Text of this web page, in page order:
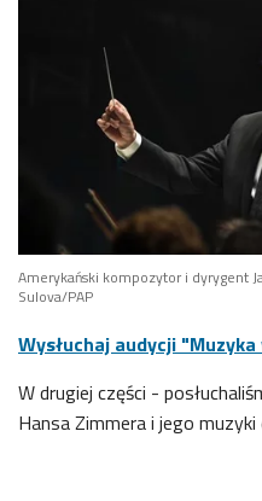
Amerykański kompozytor i dyrygent
Sulova/PAP
Wysłuchaj audycji
W drugiej części -
Hansa Zimmera i jego